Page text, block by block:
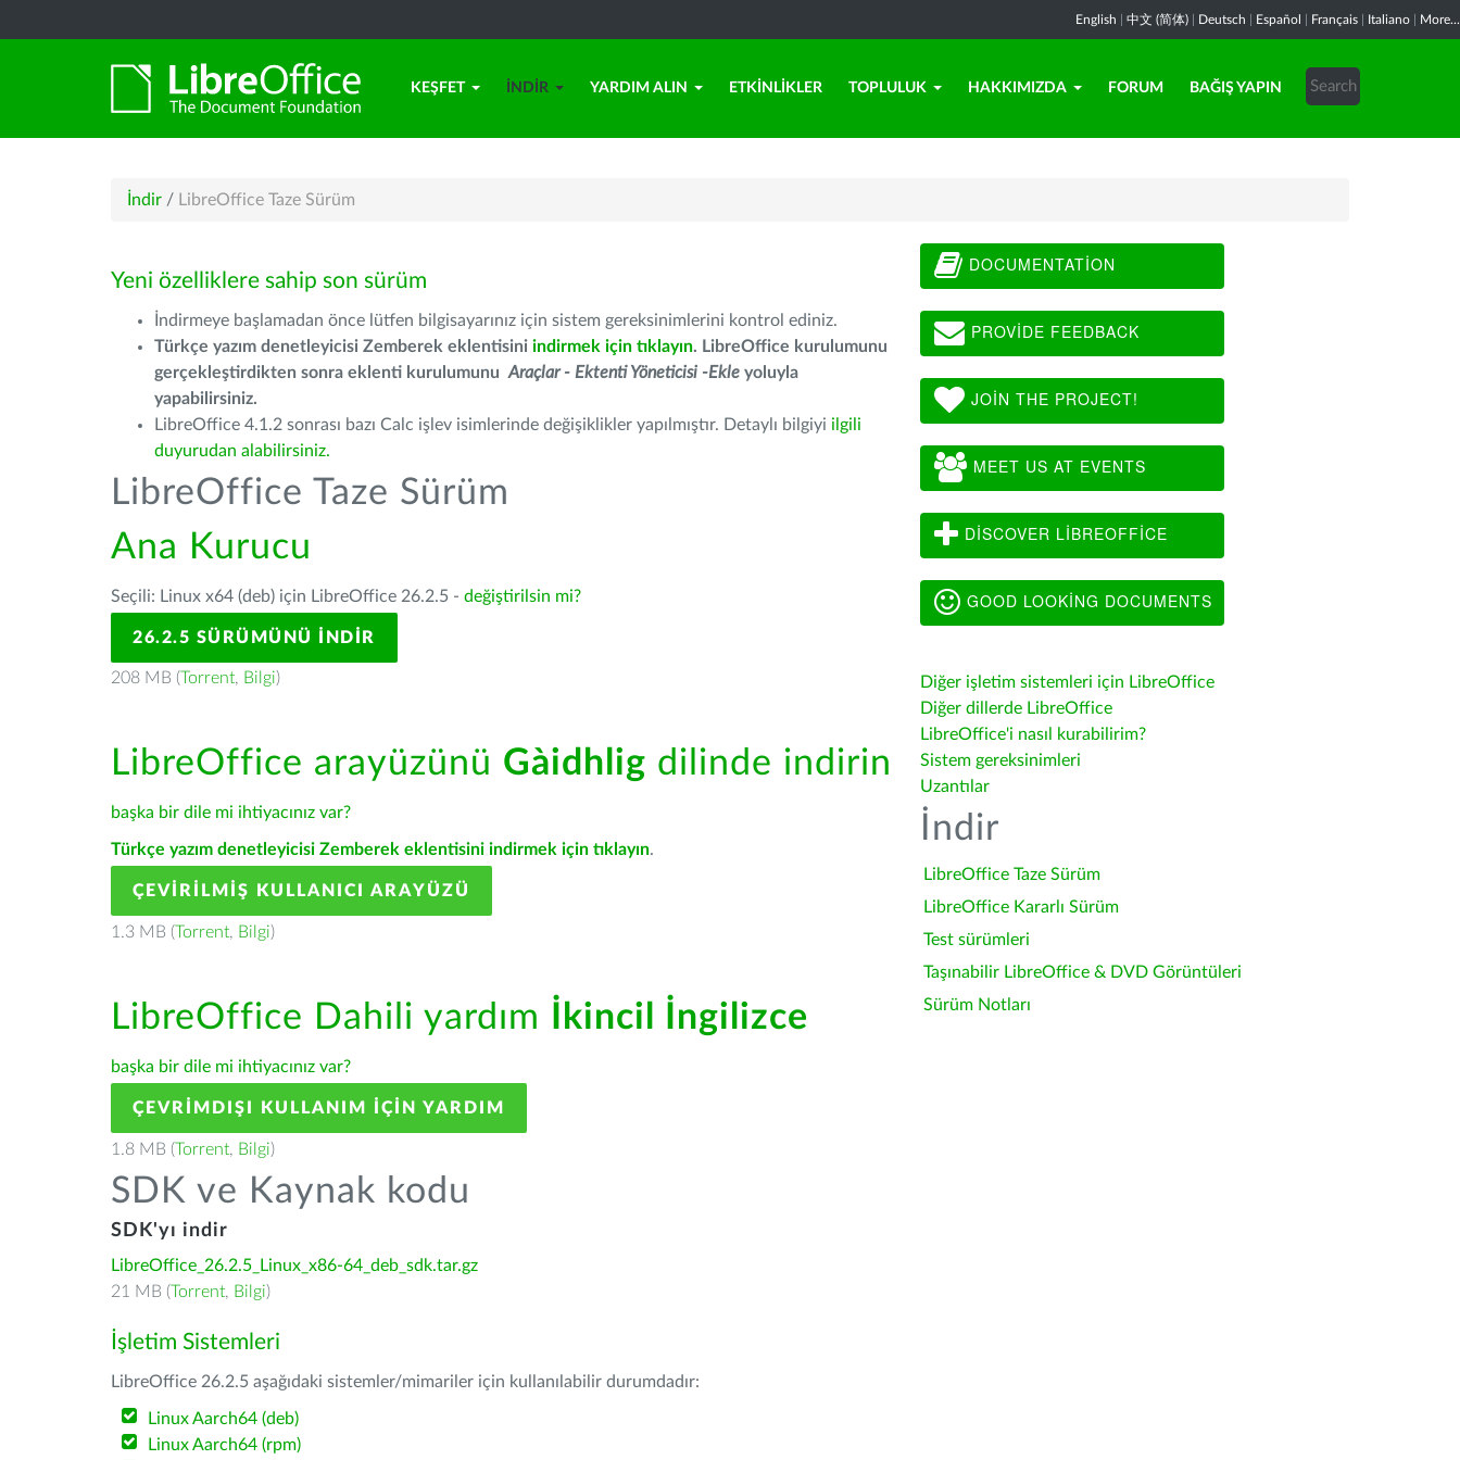
English 中文 (简体) Deutsch Español Français Italiano More...
KEŞFET İNDIR YARDIM ALIN ETKINLIKLER TOPLULUK HAKKIMIZDA FORUM BAĞIŞ YAPIN
İndir / LibreOffice Taze Sürüm
Yeni özelliklere sahip son sürüm
İndirmeye başlamadan önce lütfen bilgisayarınız için sistem gereksinimlerini kontrol ediniz.
Türkçe yazım denetleyicisi Zemberek eklentisini indirmek için tıklayın. LibreOffice kurulumunu
gerçekleştirdikten sonra eklenti kurulumunu Araçlar - Ektenti Yöneticisi -Ekle yoluyla
yapabilirsiniz.
LibreOffice 4.1.2 sonrası bazı Calc işlev isimlerinde değişiklikler yapılmıştır. Detaylı bilgiyi ilgili
duyurudan alabilirsiniz.
LibreOffice Taze Sürüm
Ana Kurucu
Seçili: Linux x64 (deb) için LibreOffice 26.2.5 - değiştirilsin mi?
26.2.5 SÜRÜMÜNÜ İNDIR
208 MB (Torrent, Bilgi)
LibreOffice arayüzünü Gàidhlig dilinde indirin
başka bir dile mi ihtiyacınız var?
Türkçe yazım denetleyicisi Zemberek eklentisini indirmek için tıklayın.
ÇEVIRILMIŞ KULLANICI ARAYÜZÜ
1.3 MB (Torrent, Bilgi)
LibreOffice Dahili yardım İkincil İngilizce
başka bir dile mi ihtiyacınız var?
ÇEVRIMDIŞI KULLANIM IÇIN YARDIM
1.8 MB (Torrent, Bilgi)
SDK ve Kaynak kodu
SDK'yı indir
LibreOffice_26.2.5_Linux_x86-64_deb_sdk.tar.gz
21 MB (Torrent, Bilgi)
İşletim Sistemleri
LibreOffice 26.2.5 aşağıdaki sistemler/mimariler için kullanılabilir durumdadır:
Linux Aarch64 (deb)
Linux Aarch64 (rpm)
DOCUMENTATION
PROVIDE FEEDBACK
JOIN THE PROJECT!
MEET US AT EVENTS
DISCOVER LIBREOFFICE
GOOD LOOKING DOCUMENTS
Diğer işletim sistemleri için LibreOffice
Diğer dillerde LibreOffice
LibreOffice'i nasıl kurabilirim?
Sistem gereksinimleri
Uzantılar
İndir
LibreOffice Taze Sürüm
LibreOffice Kararlı Sürüm
Test sürümleri
Taşınabilir LibreOffice & DVD Görüntüleri
Sürüm Notları